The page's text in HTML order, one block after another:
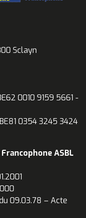
Sclayn
0010 9159 5661 -
0354 3245 3424
ASBL
09.03.78 – Acte